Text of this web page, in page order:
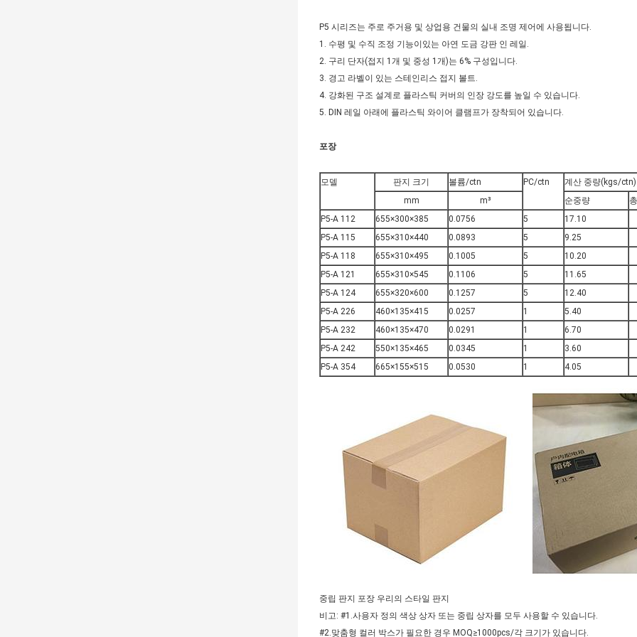
P5 시리즈는 주로 주거용 및 상업용 건물의 실내 조명 제어에 사용됩니다.
1. 수평 및 수직 조정 기능이있는 아연 도금 강판 인 레일.
2. 구리 단자(접지 1개 및 중성 1개)는 6% 구성입니다.
3. 경고 라벨이 있는 스테인리스 접지 볼트.
4. 강화된 구조 설계로 플라스틱 커버의 인장 강도를 높일 수 있습니다.
5. DIN 레일 아래에 플라스틱 와이어 클램프가 장착되어 있습니다.
포장
모델 판지 크기 볼륨/ctn PC/ctn
계산 중량(kgs/ctn)
mm
m³ 순중량
P5-A 112
655×300×385 0.0756 5
17.10
P5-A 115
655×310×440 0.0893 5
9.25
P5-A 118
655×310×495 0.1005 5
10.20
P5-A 121
655×310×545 0.1106 5
11.65
P5-A 124
655×320×600 0.1257 5
12.40
P5-A 226
460×135×415 0.0257 1
5.40
P5-A 232
460×135×470 0.0291 1
6.70
P5-A 242
550×135×465 0.0345 1
3.60
P5-A 354
665×155×515 0.0530 1 4.05
중립 판지 포장 우리의 스타일 판지
비고: #1.사용자 정의 색상 상자 또는 중립 상자를 모두 사용할 수 있습니다.
#2.맞춤형 컬러 박스가 필요한 경우 MOQ≥1000pcs/각 크기가 있습니다.